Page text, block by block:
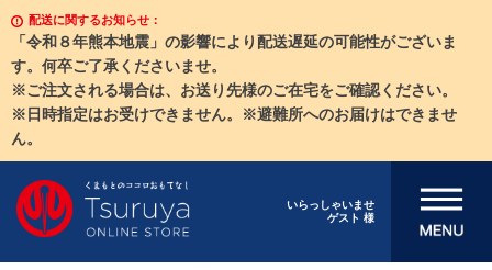
配送に関するお知らせ：
「令和８年熊本地震」の影響により配送遅延の可能性がございま
す。何卒ご了承くださいませ。
※ご注文される場合は、お送り先様のご在宅をご確認ください。
※日時指定はお受けできません。※避難所へのお届けはできませ
ん。
いらっしゃいませ
ゲスト 様
メニューを開